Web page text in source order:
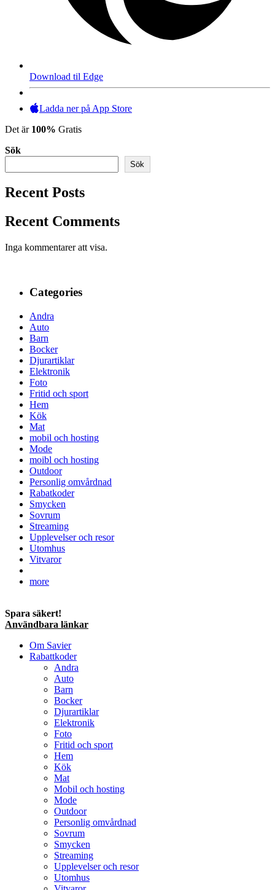
Download til Edge
Ladda ner på App Store
Det är 100% Gratis
Sök
Sök
Recent Posts
Recent Comments
Inga kommentarer att visa.
Categories
Andra
Auto
Barn
Bocker
Djurartiklar
Elektronik
Foto
Fritid och sport
Hem
Kök
Mat
mobil och hosting
Mode
moibl och hosting
Outdoor
Personlig omvårdnad
Rabatkoder
Smycken
Sovrum
Streaming
Upplevelser och resor
Utomhus
Vitvaror
more
Spara säkert!
Användbara länkar
Om Savier
Rabattkoder
Andra
Auto
Barn
Bocker
Djurartiklar
Elektronik
Foto
Fritid och sport
Hem
Kök
Mat
Mobil och hosting
Mode
Outdoor
Personlig omvårdnad
Sovrum
Smycken
Streaming
Upplevelser och resor
Utomhus